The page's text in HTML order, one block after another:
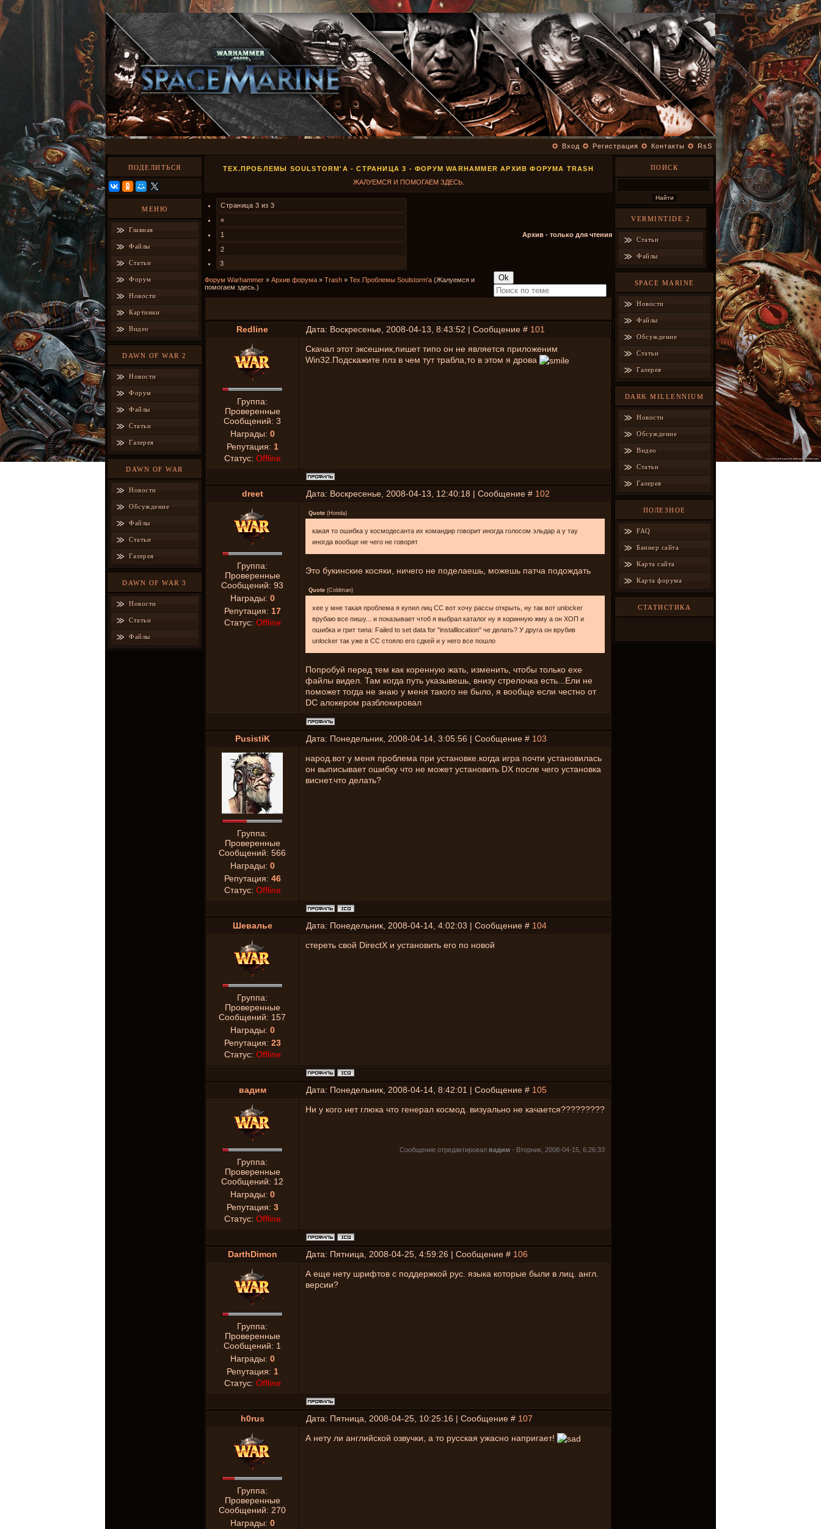
✪ Вход ✪ Регистрация ✪ Контакты ✪ RsS
ПОДЕЛИТЬСЯ
МЕНЮ
Главная
Файлы
Статьи
Форум
Новости
Картинки
Видео
DAWN OF WAR 2
Новости
Форум
Файлы
Статьи
Галерея
DAWN OF WAR
Новости
Обсуждение
Файлы
Статьи
Галерея
DAWN OF WAR 3
Новости
Статьи
Файлы
ТЕХ.ПРОБЛЕМЫ SOULSTORM'A - СТРАНИЦА 3 - ФОРУМ WARHAMMER АРХИВ ФОРУМА TRASH
ЖАЛУЕМСЯ И ПОМОГАЕМ ЗДЕСЬ.
Страница 3 из 3
«
1
2
3
Архив - только для чтения
Форум Warhammer » Архив форума » Trash » Тех.Проблемы Soulstorm'a (Жалуемся и
помогаем здесь.)
Redline Дата: Воскресенье, 2008-04-13, 8:43:52 | Сообщение # 101
Группа:
Проверенные
Сообщений: 3
Награды: 0
Репутация: 1
Статус: Offline
Скачал этот эксешник,пишет типо он не является приложеним
Win32.Подскажите плз в чем тут трабла,то в этом я дрова
dreet Дата: Воскресенье, 2008-04-13, 12:40:18 | Сообщение # 102
Группа:
Проверенные
Сообщений: 93
Награды: 0
Репутация: 17
Статус: Offline
Quote (Honda)
какая то ошибка у космодесанта их командир говорит иногда голосом эльдар а у тау
иногда вообще не чего не говорят
Это букинские косяки, ничего не поделаешь, можешь патча подождать
Quote (Coldman)
хее у мне такая проблема я купил лиц СС вот хочу рассы открыть, ну так вот unlocker
врубаю все пишу... и показывает чтоб я выбрал каталог ну я коринную жму а он ХОП и
ошибка и грит типа: Failed to set data for "installlocation" че делать? У друга он врубив
unlocker так уже в СС стояло его сдкей и у него все пошло
Попробуй перед тем как коренную жать, изменить, чтобы только exe
файлы видел. Там когда путь указывешь, внизу стрелочка есть...Ели не
поможет тогда не знаю у меня такого не было, я вообще если честно от
DC алокером разблокировал
PusistiK Дата: Понедельник, 2008-04-14, 3:05:56 | Сообщение # 103
Группа:
Проверенные
Сообщений: 566
Награды: 0
Репутация: 46
Статус: Offline
народ.вот у меня проблема при установке.когда игра почти установилась
он выписывает ошибку что не может установить DX после чего установка
виснет.что делать?
Шевалье Дата: Понедельник, 2008-04-14, 4:02:03 | Сообщение # 104
Группа:
Проверенные
Сообщений: 157
Награды: 0
Репутация: 23
Статус: Offline
стереть свой DirectX и установить его по новой
вадим Дата: Понедельник, 2008-04-14, 8:42:01 | Сообщение # 105
Группа:
Проверенные
Сообщений: 12
Награды: 0
Репутация: 3
Статус: Offline
Ни у кого нет глюка что генерал коcмод. визуально не качается?????????
Сообщение отредактировал вадим - Вторник, 2008-04-15, 6:26:33
DarthDimon Дата: Пятница, 2008-04-25, 4:59:26 | Сообщение # 106
Группа:
Проверенные
Сообщений: 1
Награды: 0
Репутация: 1
Статус: Offline
А еще нету шрифтов с поддержкой рус. языка которые были в лиц. англ.
версии?
h0rus Дата: Пятница, 2008-04-25, 10:25:16 | Сообщение # 107
Группа:
Проверенные
Сообщений: 270
Награды: 0
А нету ли английской озвучки, а то русская ужасно напригает!
ПОИСК
VERMINTIDE 2
Статьи
Файлы
SPACE MARINE
Новости
Файлы
Обсуждение
Статьи
Галерея
DARK MILLENNIUM
Новости
Обсуждение
Видео
Статьи
Галерея
ПОЛЕЗНОЕ
FAQ
Баннер сайта
Карта сайта
Карта форума
СТАТИСТИКА